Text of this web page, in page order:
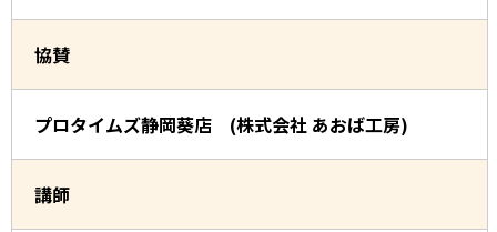
協賛
プロタイムズ静岡葵店 (株式会社 あおば工房)
講師